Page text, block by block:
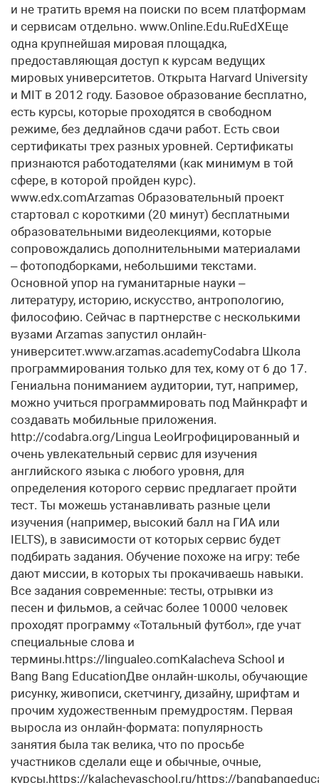
и не тратить время на поиски по всем платформам
и сервисам отдельно. www.Online.Edu.RuEdXЕще
одна крупнейшая мировая площадка,
предоставляющая доступ к курсам ведущих
мировых университетов. Открыта Harvard University
и MIT в 2012 году. Базовое образование бесплатно,
есть курсы, которые проходятся в свободном
режиме, без дедлайнов сдачи работ. Есть свои
сертификаты трех разных уровней. Сертификаты
признаются работодателями (как минимум в той
сфере, в которой пройден курс).
www.edx.comArzamas Образовательный проект
стартовал с короткими (20 минут) бесплатными
образовательными видеолекциями, которые
сопровождались дополнительными материалами
– фотоподборками, небольшими текстами.
Основной упор на гуманитарные науки –
литературу, историю, искусство, антропологию,
философию. Сейчас в партнерстве с несколькими
вузами Arzamas запустил онлайн-
университет.www.arzamas.academyCodabra Школа
программирования только для тех, кому от 6 до 17.
Гениальна пониманием аудитории, тут, например,
можно учиться программировать под Майнкрафт и
создавать мобильные приложения.
http://codabra.org/Lingua LeoИгрофицированный и
очень увлекательный сервис для изучения
английского языка с любого уровня, для
определения которого сервис предлагает пройти
тест. Ты можешь устанавливать разные цели
изучения (например, высокий балл на ГИА или
IELTS), в зависимости от которых сервис будет
подбирать задания. Обучение похоже на игру: тебе
дают миссии, в которых ты прокачиваешь навыки.
Все задания современные: тесты, отрывки из
песен и фильмов, а сейчас более 10000 человек
проходят программу «Тотальный футбол», где учат
специальные слова и
термины.https://lingualeo.comКalacheva School и
Bang Bang EducationДве онлайн-школы, обучающие
рисунку, живописи, скетчингу, дизайну, шрифтам и
прочим художественным премудростям. Первая
выросла из онлайн-формата: популярность
занятия была так велика, что по просьбе
участников сделали еще и обычные, очные,
курсы.https://kalachevaschool.ru/https://